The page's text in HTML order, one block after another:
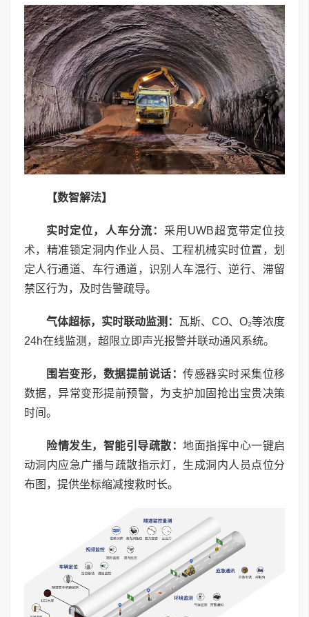
【数智解法】
实时定位，人车分流： 采用UWB超宽带定位技
术，精准锁定洞内作业人员、工程机械实时位置，划
定人行通道、车行通道，识别人车混行、逆行、滞留
禁区行为，及时告警疏导。
气体超标，实时联动监测： 瓦斯、CO、O₂等浓度
24h在线监测，超限立即声光报警并联动通风系统。
围岩变形，数据提前说话： 传感器实时采集位移
数据，异常变形提前预警，为支护加固抢出宝贵决策
时间。
险情发生，智能引导疏散： 地面指挥中心一键启
动洞内应急广播与疏散指示灯，生成洞内人员点位分
布图，提供坐标缩减搜救时长。